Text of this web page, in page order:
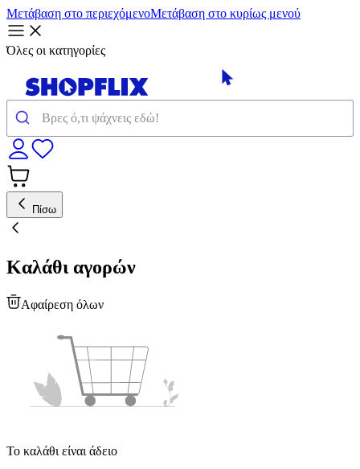
Μετάβαση στο περιεχόμενοΜετάβαση στο κυρίως μενού
Όλες οι κατηγορίες
Πίσω
Καλάθι αγορών
Αφαίρεση όλων
Το καλάθι είναι άδειο